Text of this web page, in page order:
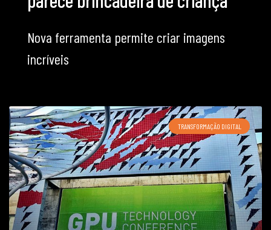
Nova ferramenta permite criar imagens
incríveis
TRANSFORMAÇÃO DIGITAL